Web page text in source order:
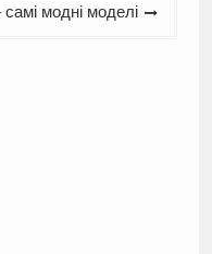
модні моделі